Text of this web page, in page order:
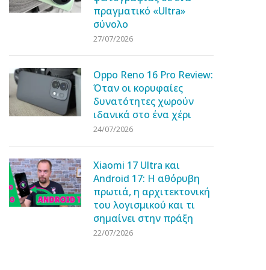
πραγματικό «Ultra»
σύνολο
27/07/2026
Oppo Reno 16 Pro Review:
Όταν οι κορυφαίες
δυνατότητες χωρούν
ιδανικά στο ένα χέρι
24/07/2026
Xiaomi 17 Ultra και
Android 17: Η αθόρυβη
πρωτιά, η αρχιτεκτονική
του λογισμικού και τι
σημαίνει στην πράξη
22/07/2026